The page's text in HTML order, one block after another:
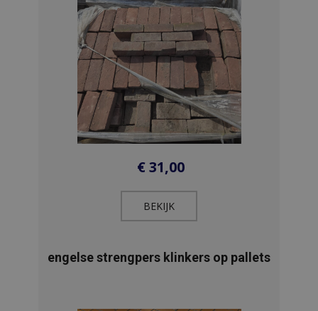
€31,00
BEKIJK​
engelse strengpers klinkers op pallets